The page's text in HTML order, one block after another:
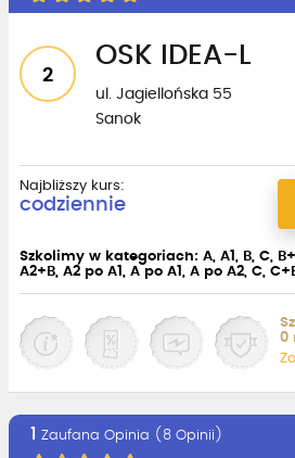
2
OSK IDEA-L
ul. Jagiellońska 55
Sanok
Najbliższy kurs:
codziennie
Szkolimy w kategoriach: A, A1, B, C,
A2+B, A2 po A1, A po A1, A po A2, C,
0
1 Zaufana Opinia (8 Opinii)